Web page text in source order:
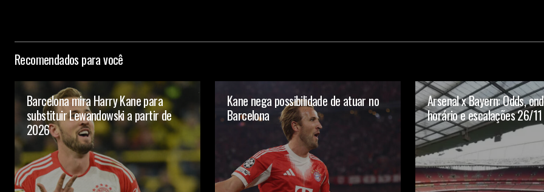
Recomendados para você
Barcelona mira Harry Kane para
substituir Lewandowski a partir de
2026
Kane nega possibilidade de atuar no
Barcelona
Arsenal x Bayern: Odds,
horário e escalações 26/11